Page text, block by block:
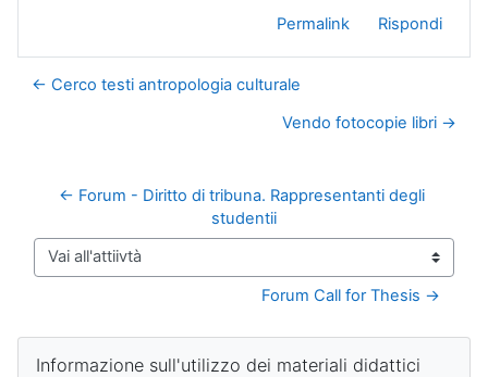
Permalink
Rispondi
← Cerco testi antropologia culturale
Vendo fotocopie libri →
← Forum - Diritto di tribuna. Rappresentanti degli
studentii
Vai all'attiivtà
Forum Call for Thesis →
Blocchi
Informazione sull'utilizzo dei materiali didattici